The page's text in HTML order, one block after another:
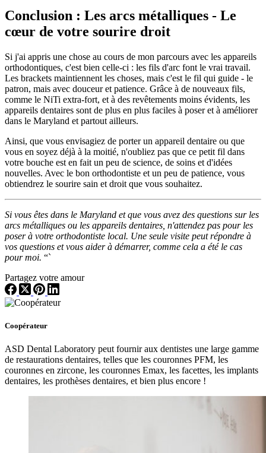
Conclusion : Les arcs métalliques - Le
cœur de votre sourire droit
Si j'ai appris une chose au cours de mon parcours avec les appareils
orthodontiques, c'est bien celle-ci : les fils d'arc font le vrai travail.
Les brackets maintiennent les choses, mais c'est le fil qui guide - le
patron, mais avec douceur et patience. Grâce à de nouveaux fils,
comme le NiTi extra-fort, et à des revêtements moins évidents, les
appareils dentaires sont de plus en plus faciles à poser et à améliorer
dans le Maryland et partout ailleurs.
Ainsi, que vous envisagiez de porter un appareil dentaire ou que
vous en soyez déjà à la moitié, n'oubliez pas que ce petit fil dans
votre bouche est en fait un peu de science, de soins et d'idées
nouvelles. Avec le bon orthodontiste et un peu de patience, vous
obtiendrez le sourire sain et droit que vous souhaitez.
Si vous êtes dans le Maryland et que vous avez des questions sur les
arcs métalliques ou les appareils dentaires, n'attendez pas pour les
poser à votre orthodontiste local. Une seule visite peut répondre à
vos questions et vous aider à démarrer, comme cela a été le cas
pour moi. “`
Partagez votre amour
Coopérateur
ASD Dental Laboratory peut fournir aux dentistes une large gamme
de restaurations dentaires, telles que les couronnes PFM, les
couronnes en zircone, les couronnes Emax, les facettes, les implants
dentaires, les prothèses dentaires, et bien plus encore !